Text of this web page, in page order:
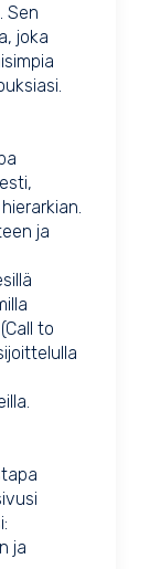
Sen
joka
ja
to
ja